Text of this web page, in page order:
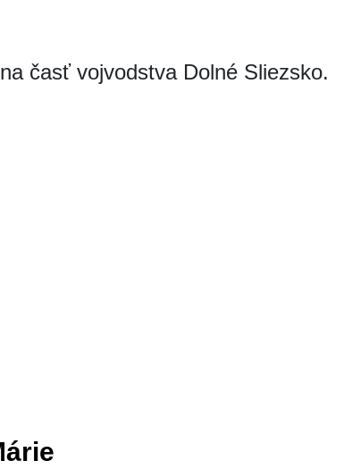
časť vojvodstva Dolné Sliezsko.